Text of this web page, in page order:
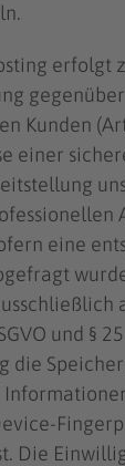
erfolgt
Kunden
einer
eine
und §
die
Die